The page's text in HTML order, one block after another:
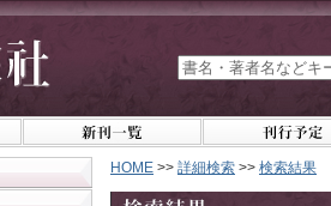
HOME >> 詳細検索 >> 検索結果